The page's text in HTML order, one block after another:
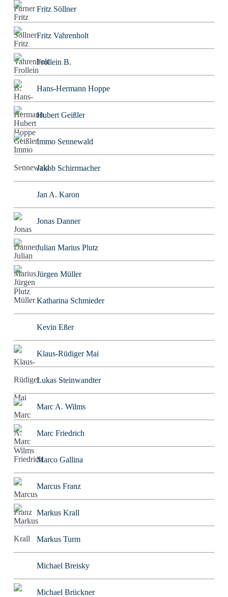
Fritz Söllner
Fritz Vahrenholt
Frollein B.
Hans-Hermann Hoppe
Hubert Geißler
Immo Sennewald
Jakob Schirrmacher
Jan A. Karon
Jonas Danner
Julian Marius Plutz
Jürgen Müller
Katharina Schmieder
Kevin Eßer
Klaus-Rüdiger Mai
Lukas Steinwandter
Marc A. Wilms
Marc Friedrich
Marco Gallina
Marcus Franz
Markus Krall
Markus Turm
Michael Breisky
Michael Brückner